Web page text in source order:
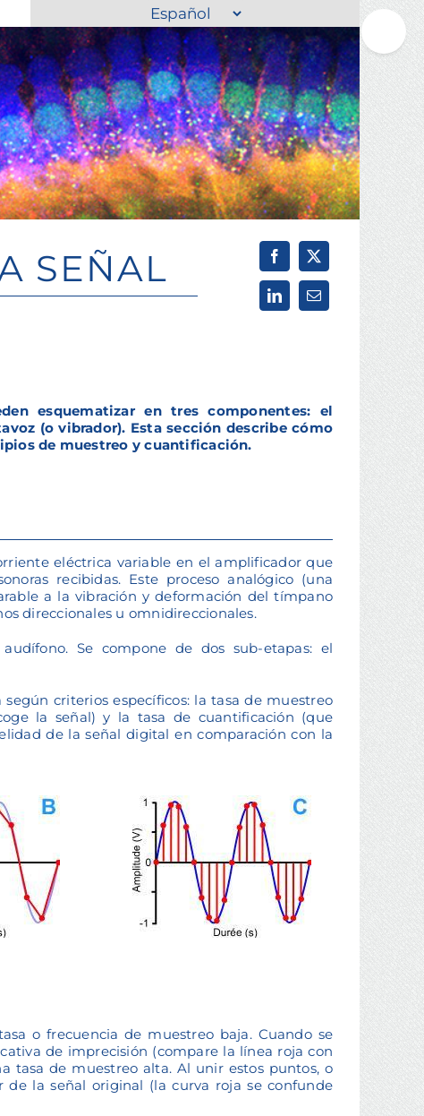
Elegir
un
idioma
SEÑAL
esquematizar en tres componentes: el
(o vibrador). Esta sección describe cómo
de muestreo y cuantificación.
eléctrica variable en el amplificador que
recibidas. Este proceso analógico (una
a la vibración y deformación del tímpano
direccionales u omnidireccionales.
Se compone de dos sub-etapas: el
criterios específicos: la tasa de muestreo
la señal) y la tasa de cuantificación (que
de la señal digital en comparación con la
o frecuencia de muestreo baja. Cuando se
de imprecisión (compare la línea roja con
tasa de muestreo alta. Al unir estos puntos, o
la señal original (la curva roja se confunde
Toggle
Sliding
Bar
Area